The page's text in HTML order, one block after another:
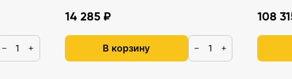
− +
14 285 ₽
В корзину − +
108